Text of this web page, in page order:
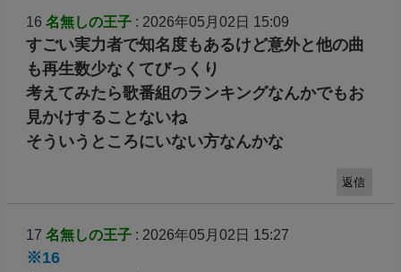
16 名無しの王子: 2026年05月02日 15:09
すごい実力者で知名度もあるけど意外と他の曲
も再生数少なくてびっくり
考えてみたら歌番組のランキングなんかでもお
見かけすることないね
そういうところにいない方なんかな
返信
17 名無しの王子: 2026年05月02日 15:27
※16